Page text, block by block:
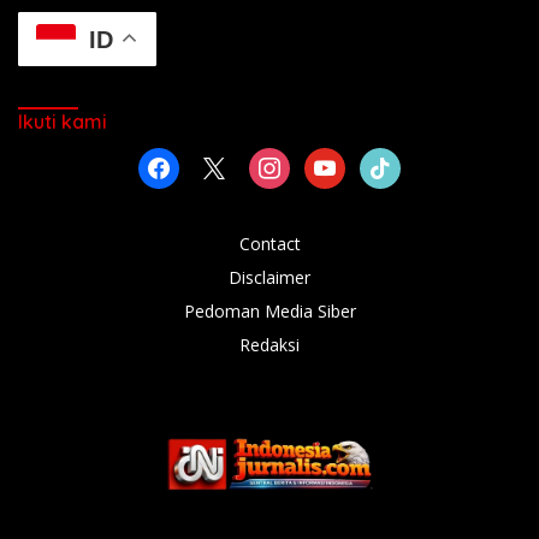
ID
Ikuti kami
facebook instagramyoutubetiktok
Contact
Disclaimer
Pedoman Media Siber
Redaksi